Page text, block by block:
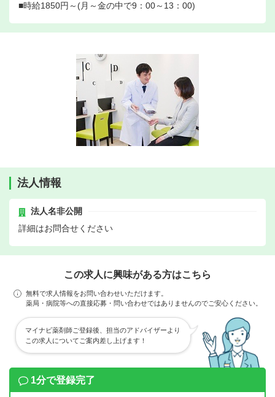
■時給1850円～(月～金の中で9：00～13：00)
法人情報
法人名非公開
詳細はお問合せください
この求人に興味がある方はこちら
無料で求人情報をお問い合わせいただけます。
薬局・病院等への直接応募・問い合わせではありませんのでご安心ください。
マイナビ薬剤師ご登録後、担当のアドバイザーより
この求人についてご案内差し上げます！
1分で登録完了